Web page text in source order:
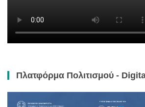
Πλατφόρμα Πολιτισμού -